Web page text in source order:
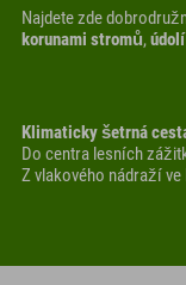
Najdete zde
korunami stromů,
Klimaticky šetrná
Do centra lesních
Z vlakového nádraží